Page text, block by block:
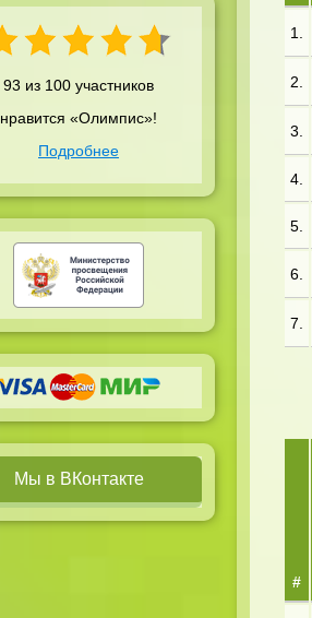
93 из 100 участников
нравится «Олимпис»!
Подробнее
Мы в ВКонтакте
1.
2.
3.
4.
5.
6.
7.
#